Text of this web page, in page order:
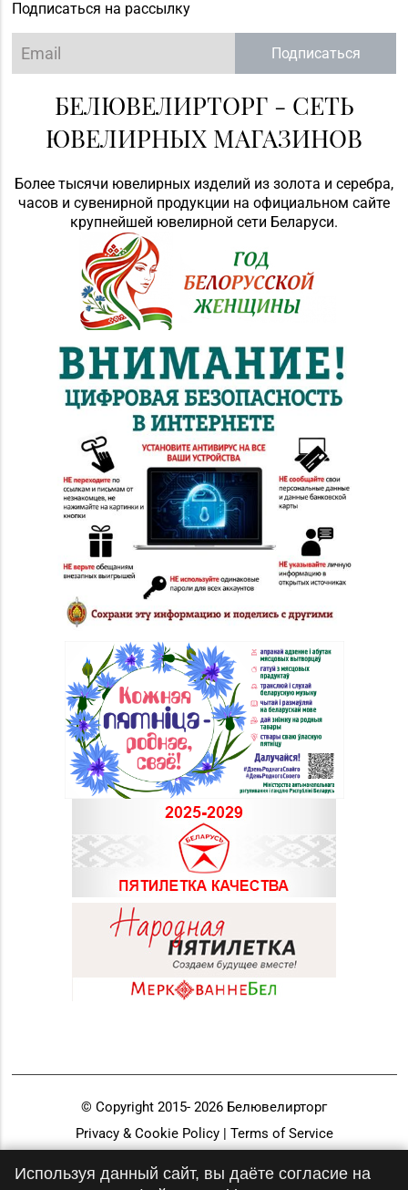
Подписаться на рассылку
Подписаться
БЕЛЮВЕЛИРТОРГ - СЕТЬ
ЮВЕЛИРНЫХ МАГАЗИНОВ
Более тысячи ювелирных изделий из золота и серебра,
часов и сувенирной продукции на официальном сайте
крупнейшей ювелирной сети Беларуси.
© Copyright 2015- 2026 Белювелирторг
Privacy & Cookie Policy | Terms of Service
Используя данный сайт, вы даёте согласие на